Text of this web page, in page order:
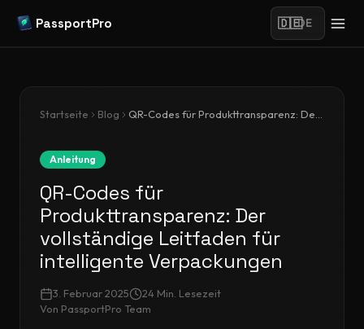
PassportPro 🇩🇪DE
Startseite Blog
Anleitung
QR-Codes für
Produkttransparenz: Der
vollständige Leitfaden für
intelligente Verpackungen
3. Februar 2025 24 Min. Lesezeit
Von PassportPro Team